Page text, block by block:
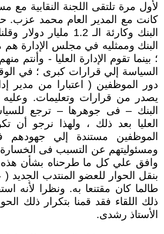
لأول مرة تلتقى اللجنة النقابية مع
كانت مع المدير العام محمد عزب.
البنك وكارئة الـ 1.2
البنك وممثليه في مجلس الإدارة
؛ بينما تقوم الإدارة العليا - وأنتم
السياسة إلي قرارات كبرى ؛ في
دور الموظفين ( اعتبارا من مدير
يصدر من قرارات وتعليمات. وعليه
البنك – فى جوهرها – ترجع
العليا بعد ذلك ، ولهذا نرجو أن
الموظفين مستندة إلي جهودهم
ومسئوليتهم عن التسبب فى الخسارة.
وافق علي كل ما طرحناه بشأن هذه
بنقل الحوار للعضو المنتدب الجديد
طالما كان مقتنعا به. ونظرا لأنه
ذلك اللقاء فقد قمنا بتكرار ذلك
الأستاذ رشدى.